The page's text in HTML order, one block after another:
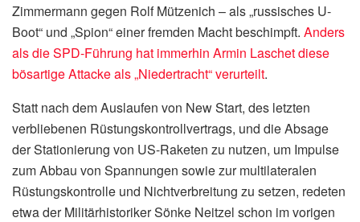
Zimmermann gegen Rolf Mützenich – als „russisches U-
Boot“ und „Spion“ einer fremden Macht beschimpft. Anders
als die SPD-Führung hat immerhin Armin Laschet diese
bösartige Attacke als „Niedertracht“ verurteilt.
Statt nach dem Auslaufen von New Start, des letzten
verbliebenen Rüstungskontrollvertrags, und die Absage
der Stationierung von US-Raketen zu nutzen, um Impulse
zum Abbau von Spannungen sowie zur multilateralen
Rüstungskontrolle und Nichtverbreitung zu setzen, redeten
etwa der Militärhistoriker Sönke Neitzel schon im vorigen